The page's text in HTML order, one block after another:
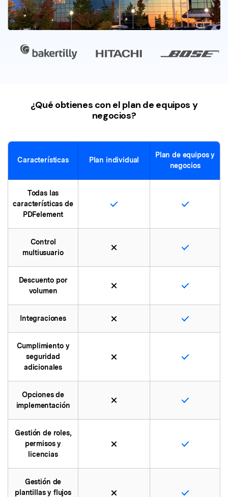
¿Qué obtienes con el plan de equipos y
negocios?
Características Plan individual
Plan de equipos y
negocios
Todas las
características de
PDFelement
Control
multiusuario
Descuento por
volumen
Integraciones
Cumplimiento y
seguridad
adicionales
Opciones de
implementación
Gestión de roles,
permisos y
licencias
Gestión de
plantillas y flujos